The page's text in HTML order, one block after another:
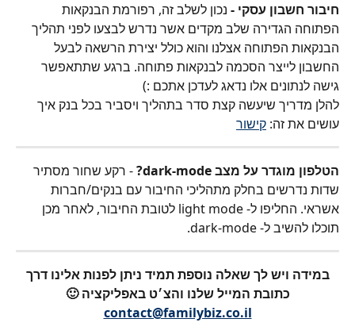
חיבור חשבון עסקי - נכון לשלב זה, רפורמת הבנקאות
הפתוחה הגדירה שלב מקדים אשר נדרש לבצעו לפני תהליך
הבנקאות הפתוחה אצלנו והוא כולל יצירת הרשאה לבעל
החשבון לייצר הסכמה לבנקאות פתוחה. ברגע שתתאפשר
גישה לנתונים אלו נדאג לעדכן אתכם :)
להלן מדריך שיעשה קצת סדר בתהליך ויסביר בכל בנק איך
עושים את זה: קישור
הטלפון מוגדר על מצב dark-mode?
- רקע שחור מסתיר
שדות נדרשים בחלק מתהליכי החיבור עם בנקים/חברות
אשראי. החליפו ל- light mode לטובת החיבור, לאחר מכן
תוכלו להשיב ל- dark-mode.
במידה ויש לך שאלה נוספת תמיד ניתן לפנות אלינו דרך
כתובת המייל שלנו והצ׳ט באפליקציה 🙂
contact@familybiz.co.il